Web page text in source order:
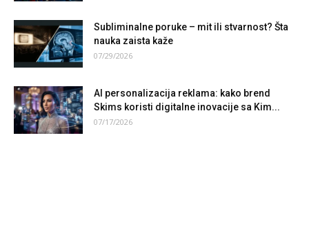
Subliminalne poruke – mit ili stvarnost? Šta
nauka zaista kaže
07/29/2026
AI personalizacija reklama: kako brend
Skims koristi digitalne inovacije sa Kim...
07/17/2026